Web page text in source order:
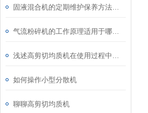
如何操作小型分散机
聊聊高剪切均质机